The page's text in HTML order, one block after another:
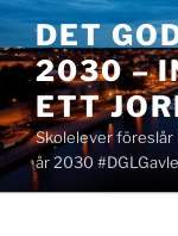
Hoppa
till
innehåll
DET
2030 –
ETT
Skolelever föreslår
år 2030 #DGLGavle